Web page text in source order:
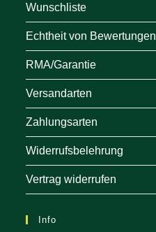
Wunschliste
Echtheit von Bewertungen
RMA/Garantie
Versandarten
Zahlungsarten
Widerrufsbelehrung
Vertrag widerrufen
Info